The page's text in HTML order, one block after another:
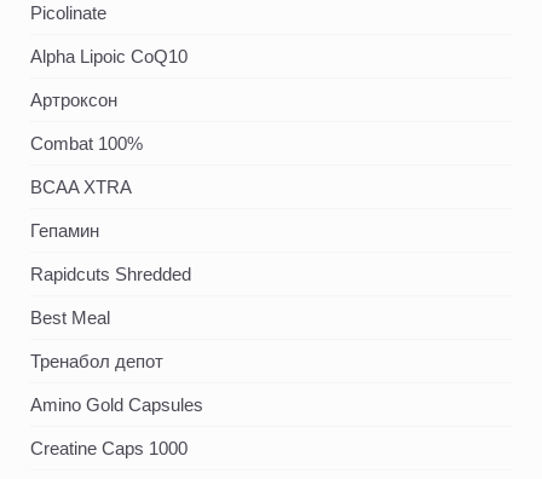
Picolinate
Alpha Lipoic CoQ10
Артроксон
Combat 100%
BCAA XTRA
Гепамин
Rapidcuts Shredded
Best Meal
Тренабол депот
Amino Gold Capsules
Creatine Caps 1000